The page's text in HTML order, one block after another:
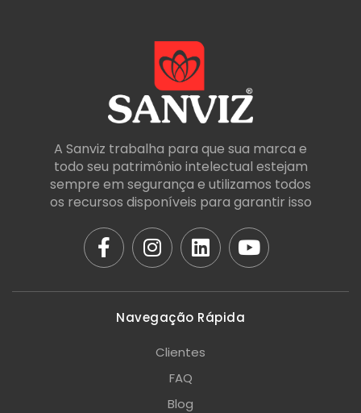
A Sanviz trabalha para que sua marca e
todo seu patrimônio intelectual estejam
sempre em segurança e utilizamos todos
os recursos disponíveis para garantir isso
Navegação Rápida
Clientes
FAQ
Blog